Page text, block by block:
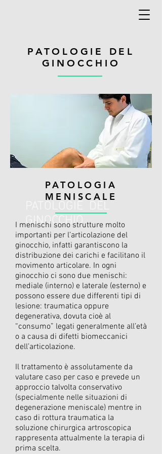
PATOLOGIE DEL
GINOCCHIO
GINOCCHIO
PATOLOGIA
MENISCALE
I menischi sono strutture molto
importanti per l’articolazione del
ginocchio, infatti garantiscono la
distribuzione dei carichi e facilitano il
movimento articolare. In ogni
ginocchio ci sono due menischi:
mediale (interno) e laterale (esterno) e
possono essere due differenti tipi di
lesione: traumatica oppure
degenerativa, dovuta cioè al
“consumo” legati generalmente all’età
o a causa di difetti biomeccanici
dell’articolazione.
Il trattamento è assolutamente da
valutare caso per caso e prevede un
approccio talvolta conservativo
(specialmente nelle situazioni di
degenerazione meniscale) mentre in
caso di rottura traumatica la
soluzione chirurgica artroscopica
rappresenta attualmente la terapia di
prima scelta.